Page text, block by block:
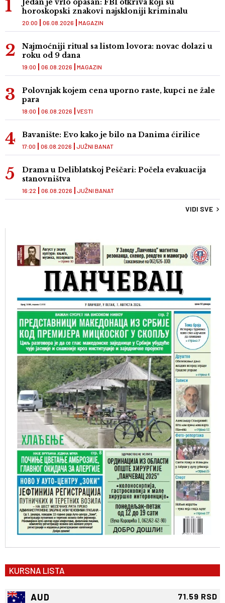
Jedan je vrlo opasan: FBI otkriva koji su
horoskopski znakovi najskloniji kriminalu
MAGAZIN
20:00 06.08.2026
Najmoćniji ritual sa listom lovora: novac dolazi u
roku od 9 dana
MAGAZIN
19:00 06.08.2026
Polovnjak kojem cena uporno raste, kupci ne žale
para
VESTI
18:00 06.08.2026
Bavanište: Evo kako je bilo na Danima ćirilice
JUŽNI BANAT
17:00 06.08.2026
Drama u Deliblatskoj Peščari: Počela evakuacija
stanovništva
JUŽNI BANAT
16:22 06.08.2026
VIDI SVE
KURSNA LISTA
AUD 71.59 RSD